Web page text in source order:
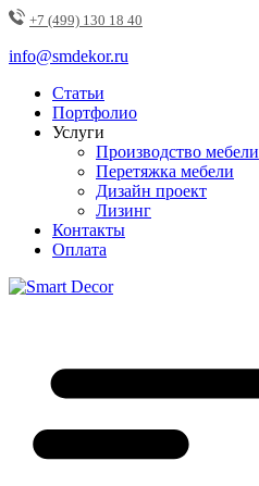
+7 (499) 130 18 40
info@smdekor.ru
Статьи
Портфолио
Услуги
Производство мебели
Перетяжка мебели
Дизайн проект
Лизинг
Контакты
Оплата